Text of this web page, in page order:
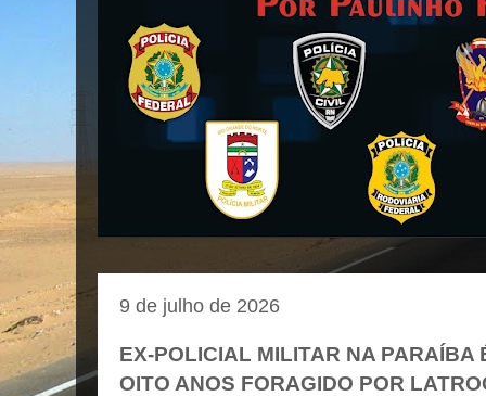
9 de julho de 2026
EX-POLICIAL MILITAR NA PARAÍBA
OITO ANOS FORAGIDO POR